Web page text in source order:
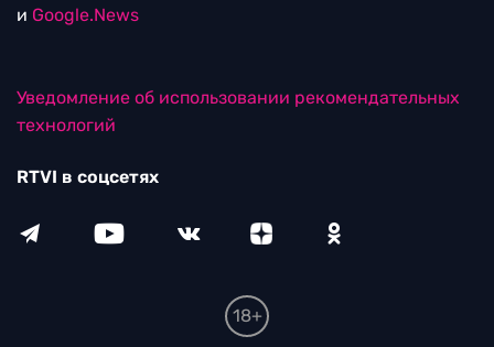
и Google.News
Уведомление об использовании рекомендательных
технологий
RTVI в соцсетях
18+